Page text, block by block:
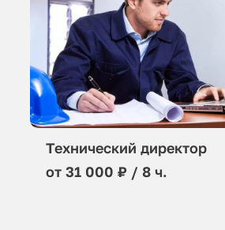
Технический директор
от 31 000 ₽ / 8 ч.